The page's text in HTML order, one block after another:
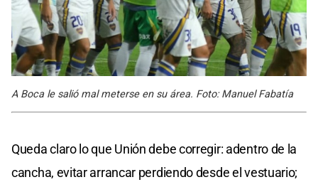
A Boca le salió mal meterse en su área. Foto: Manuel Fabatía
Queda claro lo que Unión debe corregir: adentro de la
cancha, evitar arrancar perdiendo desde el vestuario;